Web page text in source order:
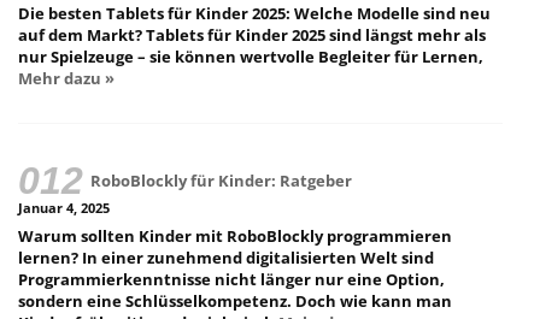
Die besten Tablets für Kinder 2025: Welche Modelle sind neu
auf dem Markt? Tablets für Kinder 2025 sind längst mehr als
nur Spielzeuge – sie können wertvolle Begleiter für Lernen,
Mehr dazu »
RoboBlockly für Kinder: Ratgeber
Januar 4, 2025
Warum sollten Kinder mit RoboBlockly programmieren
lernen? In einer zunehmend digitalisierten Welt sind
Programmierkenntnisse nicht länger nur eine Option,
sondern eine Schlüsselkompetenz. Doch wie kann man